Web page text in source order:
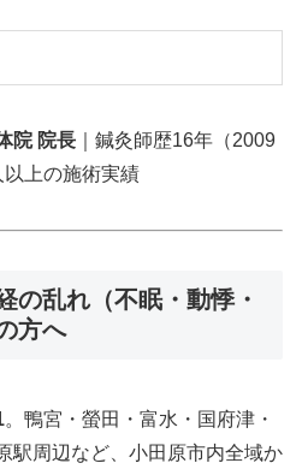
院 院長 ｜鍼灸師歴16年（2009
上の施術実績
の乱れ（不眠・動悸・
方へ
。鴨宮・螢田・富水・国府津・
駅周辺など、小田原市内全域か